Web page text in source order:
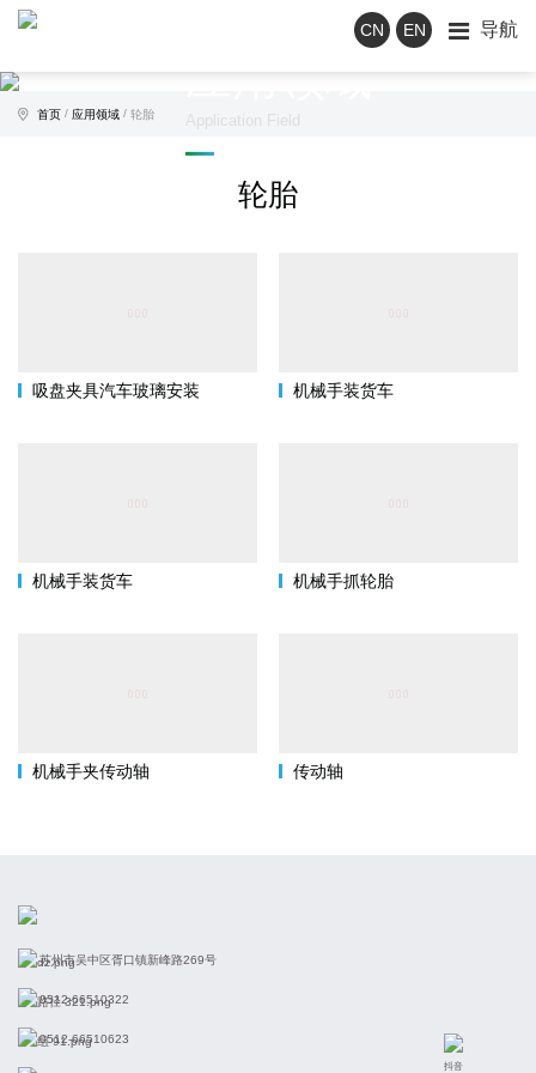
CN EN 导航
应用领域
Application Field
首页 / 应用领域 /轮胎
轮胎
吸盘夹具汽车玻璃安装 机械手装货车
机械手装货车 机械手抓轮胎
机械手夹传动轴 传动轴
苏州市吴中区胥口镇新峰路269号
0512-66510322
0512-66510623
抖音